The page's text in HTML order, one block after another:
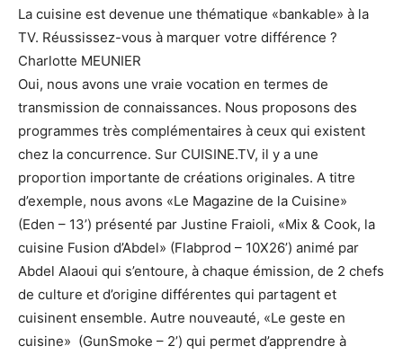
La cuisine est devenue une thématique «bankable» à la
TV. Réussissez-vous à marquer votre différence ?
Charlotte MEUNIER
Oui, nous avons une vraie vocation en termes de
transmission de connaissances. Nous proposons des
programmes très complémentaires à ceux qui existent
chez la concurrence. Sur CUISINE.TV, il y a une
proportion importante de créations originales. A titre
d’exemple, nous avons «Le Magazine de la Cuisine»
(Eden – 13’) présenté par Justine Fraioli, «Mix & Cook, la
cuisine Fusion d’Abdel» (Flabprod – 10X26’) animé par
Abdel Alaoui qui s’entoure, à chaque émission, de 2 chefs
de culture et d’origine différentes qui partagent et
cuisinent ensemble. Autre nouveauté, «Le geste en
cuisine» (GunSmoke – 2’) qui permet d’apprendre à